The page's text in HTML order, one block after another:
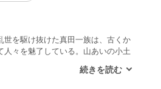
世を駆け抜けた真田一族は、古くか
人々を魅了している。山あいの小土
をとらえてやまないのだろうか。幸